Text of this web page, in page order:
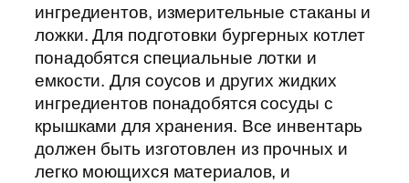
ингредиентов, измерительные стаканы и
ложки. Для подготовки бургерных котлет
понадобятся специальные лотки и
емкости. Для соусов и других жидких
ингредиентов понадобятся сосуды с
крышками для хранения. Все инвентарь
должен быть изготовлен из прочных и
легко моющихся материалов, и